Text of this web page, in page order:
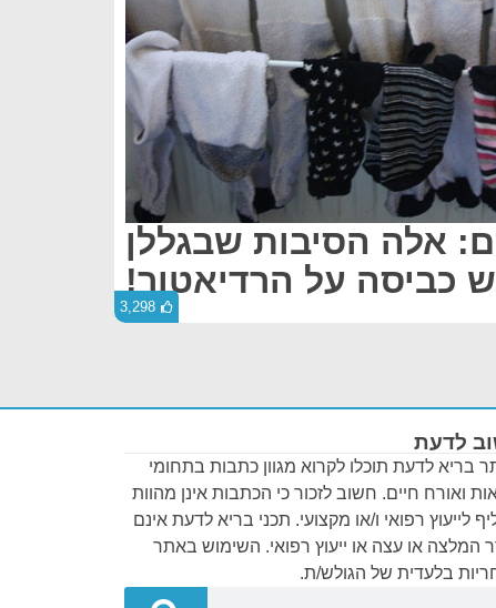
אלה הסיבות שבגללן
כביסה על הרדיאטור!
3,298
לדעת
בריא לדעת תוכלו לקרוא מגוון כתבות בתחומי
ואורח חיים. חשוב לזכור כי הכתבות אינן מהוות
לייעוץ רפואי ו/או מקצועי. תכני בריא לדעת אינם
המלצה או עצה או ייעוץ רפואי. השימוש באתר
בלעדית של הגולש/ת.